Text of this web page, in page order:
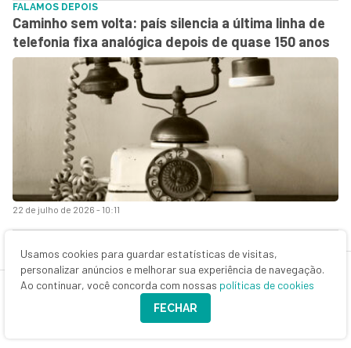
22 de julho de 2026 - 10:11
FALAMOS DEPOIS
Caminho sem volta: país silencia a última linha de
telefonia fixa analógica depois de quase 150 anos
Usamos cookies para guardar estatísticas de visitas,
personalizar anúncios e melhorar sua experiência de navegação.
Ao continuar, você concorda com nossas políticas de cookies
FECHAR